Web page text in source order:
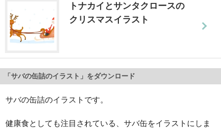
トナカイとサンタクロースの
クリスマスイラスト
「サバの缶詰のイラスト」をダウンロード
サバの缶詰のイラストです。
健康食としても注目されている、サバ缶をイラストにしま